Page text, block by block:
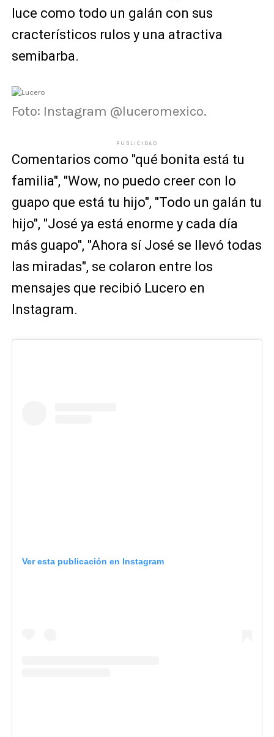
luce como todo un galán con sus
cracterísticos rulos y una atractiva
semibarba.
Foto: Instagram @luceromexico.
PUBLICIDAD
Comentarios como "qué bonita está tu
familia", "Wow, no puedo creer con lo
guapo que está tu hijo", "Todo un galán tu
hijo", "José ya está enorme y cada día
más guapo", "Ahora sí José se llevó todas
las miradas", se colaron entre los
mensajes que recibió Lucero en
Instagram.
Ver esta publicación en Instagram